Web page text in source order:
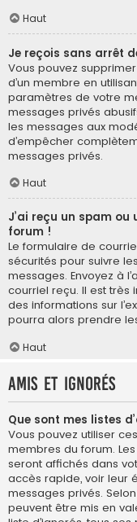
Haut
Je reçois sans arrêt
Vous pouvez
d’un membre en
paramètres de votre
messages privés
les messages aux
d’empêcher
messages privés.
Haut
J’ai reçu un spam ou
forum !
Le formulaire de
sécurités pour suivre
messages. Envoyez à
courriel reçu. Il est très
des informations sur
pourra alors prendre
Haut
Amis et ignorés
Que sont mes listes
Vous pouvez utiliser
membres du forum.
seront affichés dans
accès rapide, voir leur
messages privés.
peuvent être mis en